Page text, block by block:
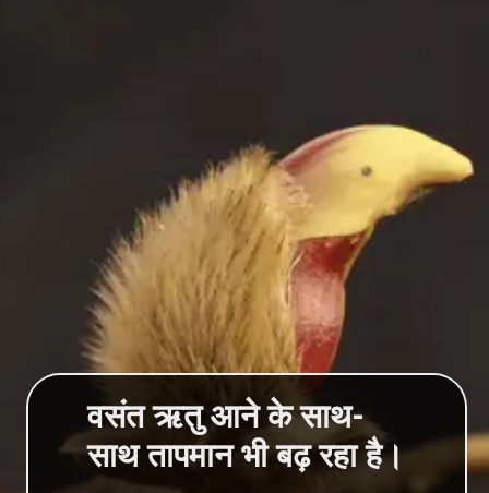
वसंत ऋतु आने के साथ-
साथ तापमान भी बढ़ रहा है।